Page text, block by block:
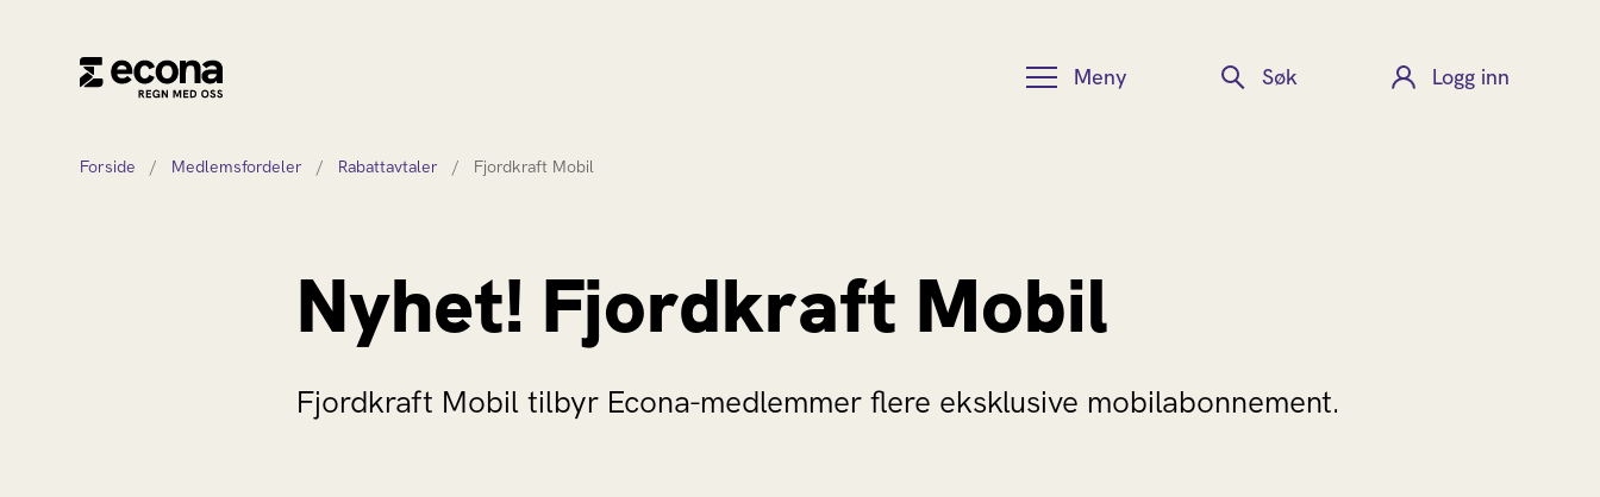
Meny Søk Logg inn
Forside / Medlemsfordeler / Rabattavtaler / Fjordkraft Mobil
Nyhet! Fjordkraft Mobil
Fjordkraft Mobil tilbyr Econa-medlemmer flere eksklusive mobilabonnement.